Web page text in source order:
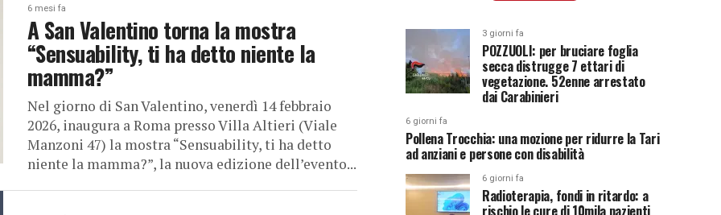
6 mesi fa
A San Valentino torna la mostra
“Sensuability, ti ha detto niente la
mamma?”
Nel giorno di San Valentino, venerdì 14 febbraio
2026, inaugura a Roma presso Villa Altieri (Viale
Manzoni 47) la mostra “Sensuability, ti ha detto
niente la mamma?”, la nuova edizione dell’evento...
3 giorni fa
POZZUOLI: per bruciare foglia
secca distrugge 7 ettari di
vegetazione. 52enne arrestato
dai Carabinieri
6 giorni fa
Pollena Trocchia: una mozione per ridurre la Tari
ad anziani e persone con disabilità
6 giorni fa
Radioterapia, fondi in ritardo: a
rischio le cure di 10mila pazienti